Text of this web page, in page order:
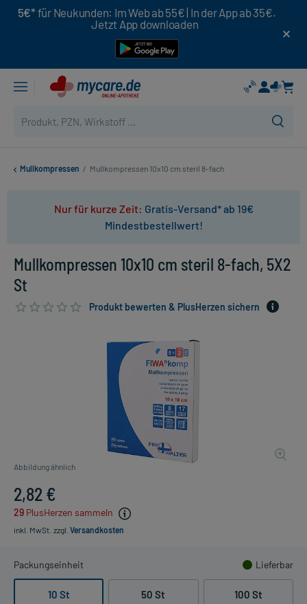
5€* für Neukunden: Im Web ab 55€ | In der App ab 35€.
Jetzt App downloaden
Mullkompressen / Mullkompressen 10x10 cm steril 8-fach
Nur für kurze Zeit: Gratis-Versand* ab 19€
Mindestbestellwert!
Mullkompressen 10x10 cm steril 8-fach, 5X2
St
Produkt bewerten & PlusHerzen sichern
Abbildung ähnlich
2,82 €
29 PlusHerzen sammeln
inkl. MwSt. zzgl. Versandkosten
Packungseinheit Lieferbar
10 St 50 St 100 St